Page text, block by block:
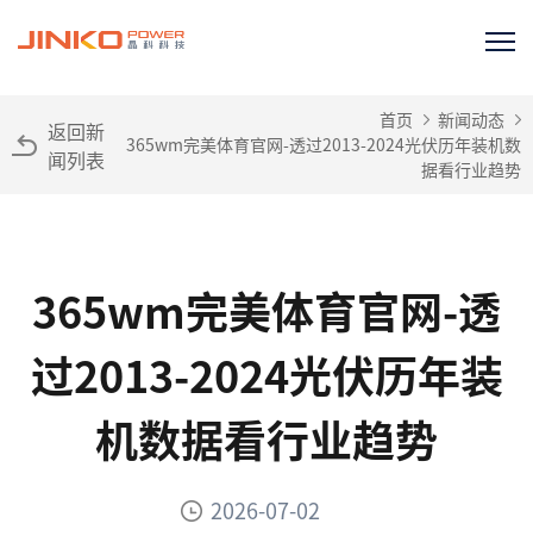
返回新
闻列表
首页
新闻动态
365wm完美体育官网-透过2013-2024光伏历年装机数
据看行业趋势
365wm完美体育官网-透
过2013-2024光伏历年装
机数据看行业趋势
2026-07-02